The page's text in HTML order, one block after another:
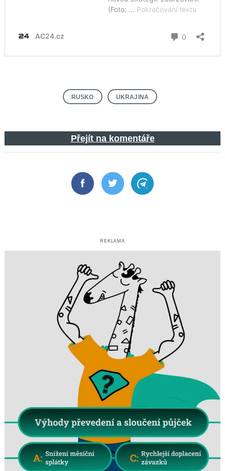
RUSKO UKRAJINA
Přejít na komentáře
FacebookTwitter Telegram
REKLAMA